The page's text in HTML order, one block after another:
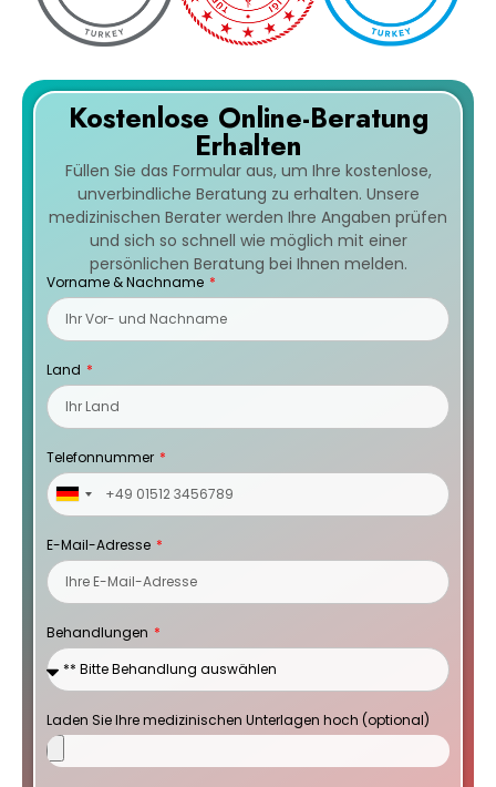
Kostenlose Online-Beratung
Erhalten
Füllen Sie das Formular aus, um Ihre kostenlose,
unverbindliche Beratung zu erhalten. Unsere
medizinischen Berater werden Ihre Angaben prüfen
und sich so schnell wie möglich mit einer
persönlichen Beratung bei Ihnen melden.
Vorname & Nachname
Land
Telefonnummer
Germany
E-Mail-Adresse
Behandlungen
Laden Sie Ihre medizinischen Unterlagen hoch (optional)